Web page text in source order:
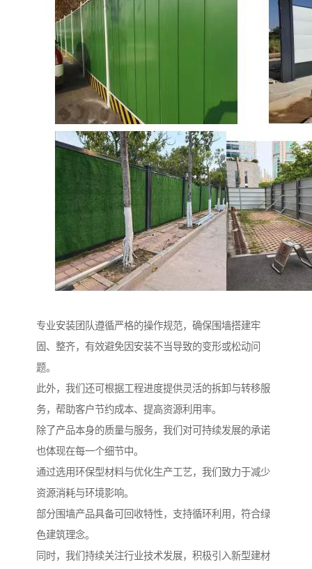
专业安装团队遵循严格的操作规范，确保围墙搭建牢
固、整齐，有效避免因安装不当导致的变形或松动问
题。
此外，我们还可根据工程进度提供灵活的拆卸与转移服
务，帮助客户节约成本、提高资源利用率。
除了产品本身的质量与服务，我们对可持续发展的承诺
也体现在每一个细节中。
通过选用环保型材料与优化生产工艺，我们致力于减少
资源消耗与环境影响。
部分围墙产品具备可回收特性，支持循环利用，符合绿
色建筑理念。
同时，我们持续关注行业技术发展，积极引入新型建材